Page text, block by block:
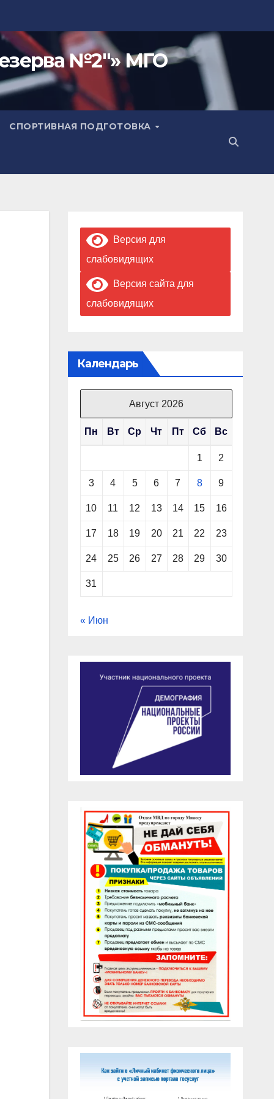
№2"» МГО
СПОРТИВНАЯ ПОДГОТОВКА
Версия для
слабовидящих
Версия сайта для
слабовидящих
Календарь
Август 2026
Пн Вт Ср Чт Пт Сб Вс
1 2
3 4 5 6 7 8 9
10 11 12 13 14 15 16
17 18 19 20 21 22 23
24 25 26 27 28 29 30
31
« Июн